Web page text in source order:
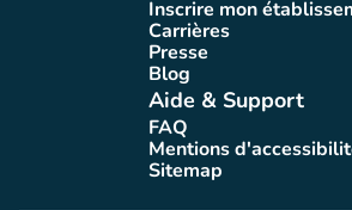
Inscrire mon (nouvel
Carrières(nouvel onglet)
Presse(nouvel onglet)
Blog(nouvel onglet)
Aide & Support
FAQ(nouvel onglet)
Mentions (nouvel
Sitemap(nouvel onglet)